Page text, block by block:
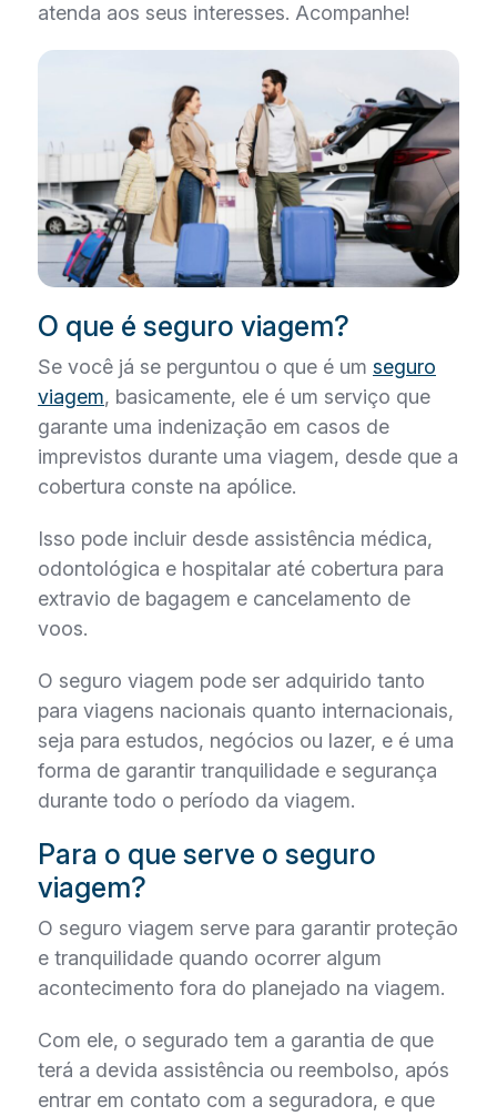
atenda aos seus interesses. Acompanhe!
O que é seguro viagem?
Se você já se perguntou o que é um seguro
viagem, basicamente, ele é um serviço que
garante uma indenização em casos de
imprevistos durante uma viagem, desde que a
cobertura conste na apólice.
Isso pode incluir desde assistência médica,
odontológica e hospitalar até cobertura para
extravio de bagagem e cancelamento de
voos.
O seguro viagem pode ser adquirido tanto
para viagens nacionais quanto internacionais,
seja para estudos, negócios ou lazer, e é uma
forma de garantir tranquilidade e segurança
durante todo o período da viagem.
Para o que serve o seguro
viagem?
O seguro viagem serve para garantir proteção
e tranquilidade quando ocorrer algum
acontecimento fora do planejado na viagem.
Com ele, o segurado tem a garantia de que
terá a devida assistência ou reembolso, após
entrar em contato com a seguradora, e que